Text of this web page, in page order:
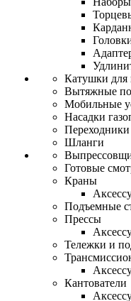
Катушки для
Вытяжные
Мобильные
Насадки
Переходники
Шланги
Готовые
Краны
Подъемные
Прессы
Тележки и
Кантователи